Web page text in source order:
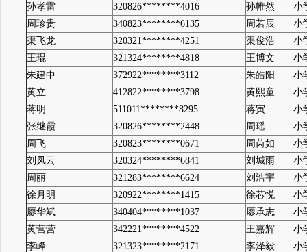
孙孝雷
320826********4016 孙帷然
小
周珍贵
340823********6135 周若辰
小
渠飞龙
320321********4251 渠俊浩
小
王琨
321324********4818 王博文
小
朱建中
372922********3112 朱皓阳
小
黄立
412822********3798 黄熙童
小
蒋明
511011********8295 蒋寅
小
张继霞
320826********2448 周瑶
小
周飞
320823********0671 周芮如
小
刘凤云
320324********6841 刘城雨
小
周丽
321283********6624 刘浩宇
小
徐月明
320922********1415 徐芯悦
小
廖华斌
340404********1037 廖承志
小
黄营营
342221********4522 王嘉辉
小
李峰
321323********2171 李泽毅
小